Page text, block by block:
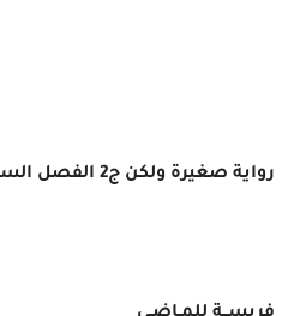
رواية صغيرة ولكن ج2 الفصل السادس عشر 16 بقلم إلهام رفعت